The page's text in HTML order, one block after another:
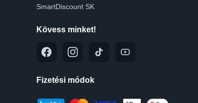
SmartDiscount SK
Kövess minket!
Fizetési módok